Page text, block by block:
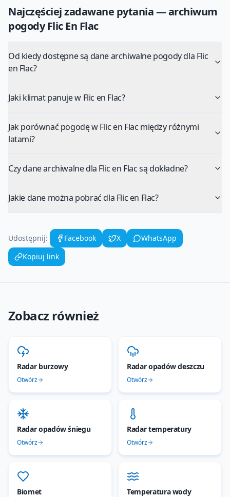
Najczęściej zadawane pytania — archiwum
pogodyFlic En Flac
Od kiedy dostępne są dane archiwalne pogody dla Flic
en Flac?
Jaki klimat panuje w Flic en Flac?
Jak porównać pogodę w Flic en Flac między różnymi
latami?
Czy dane archiwalne dla Flic en Flac są dokładne?
Jakie dane można pobrać dla Flic en Flac?
Udostępnij: Facebook X
WhatsApp
Kopiuj link
Zobacz również
Radar burzowy
Otwórz
Radar opadów deszczu
Otwórz
Radar opadów śniegu
Otwórz
Radar temperatury
Otwórz
Biomet Temperatura wody